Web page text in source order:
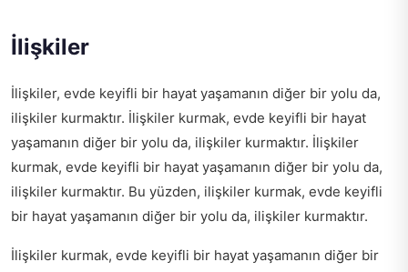
İlişkiler
İlişkiler, evde keyifli bir hayat yaşamanın diğer bir yolu da,
ilişkiler kurmaktır. İlişkiler kurmak, evde keyifli bir hayat
yaşamanın diğer bir yolu da, ilişkiler kurmaktır. İlişkiler
kurmak, evde keyifli bir hayat yaşamanın diğer bir yolu da,
ilişkiler kurmaktır. Bu yüzden, ilişkiler kurmak, evde keyifli
bir hayat yaşamanın diğer bir yolu da, ilişkiler kurmaktır.
İlişkiler kurmak, evde keyifli bir hayat yaşamanın diğer bir